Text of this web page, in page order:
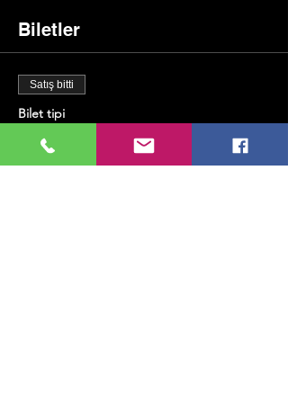
Biletler
Satış bitti
Bilet tipi
Online Enerji & Barışık Yaşam